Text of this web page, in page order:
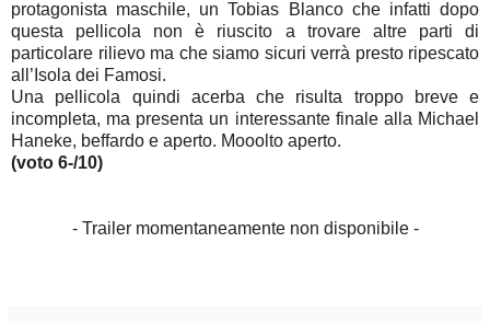
protagonista maschile, un Tobias Blanco che infatti dopo
questa pellicola non è riuscito a trovare altre parti di
particolare rilievo ma che siamo sicuri verrà presto ripescato
all’Isola dei Famosi.
Una pellicola quindi acerba che risulta troppo breve e
incompleta, ma presenta un interessante finale alla Michael
Haneke, beffardo e aperto. Mooolto aperto.
(voto 6-/10)
- Trailer momentaneamente non disponibile -